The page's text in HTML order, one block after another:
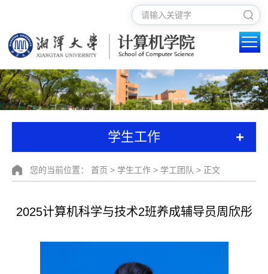
学生工作 +
您的当前位置： 首页 > 学生工作 > 学工团队 > 正文
2025计算机科学与技术2班养成辅导员周欣彤